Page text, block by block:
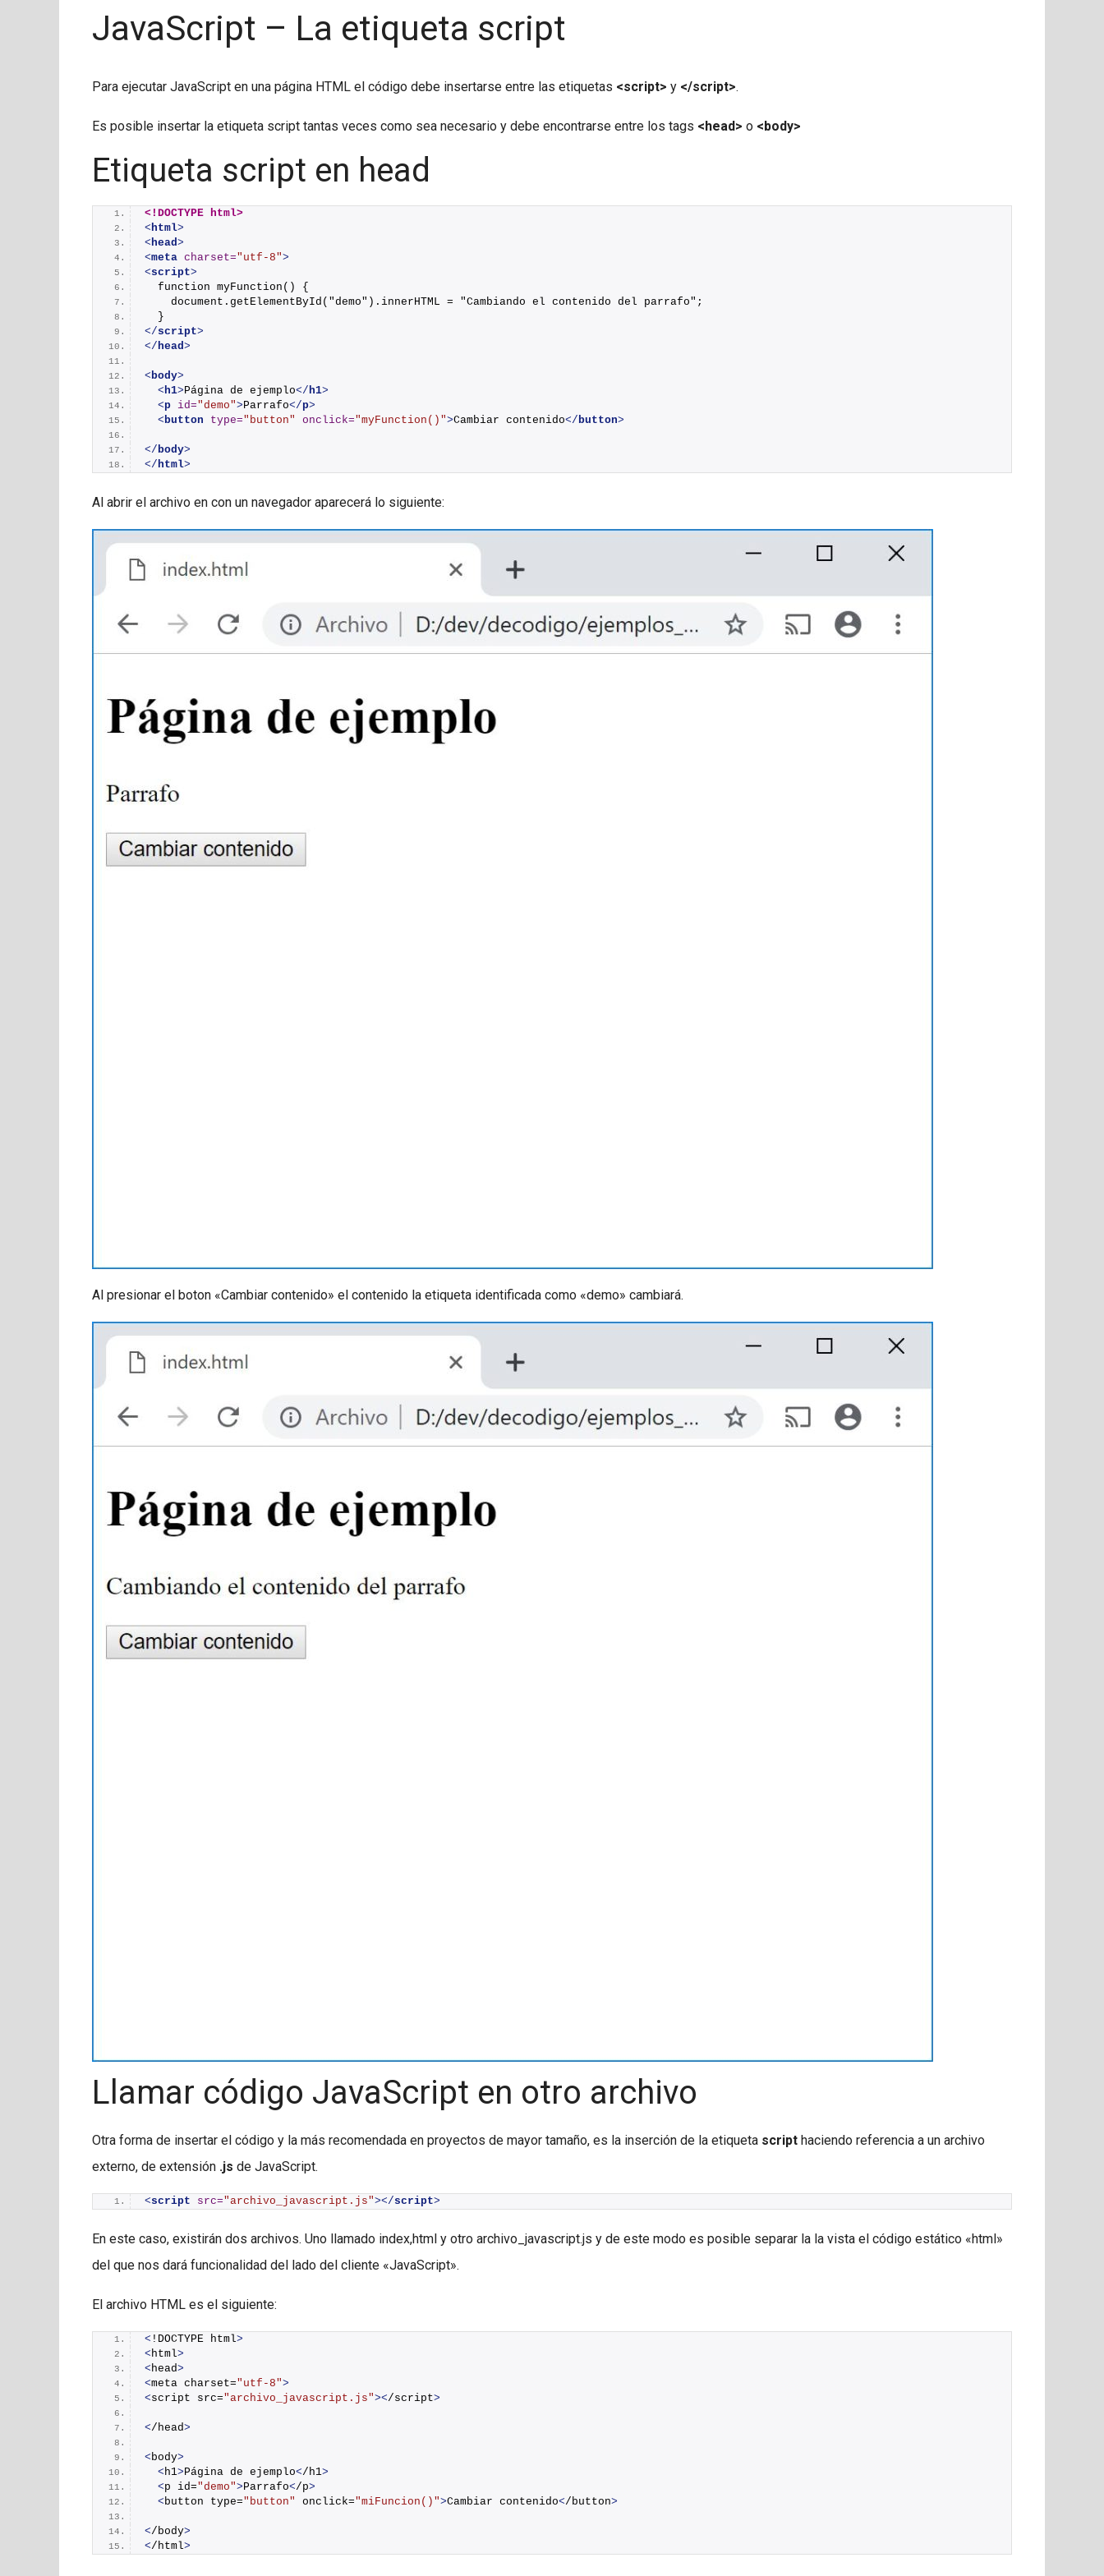
JavaScript – La etiqueta script
Para ejecutar JavaScript en una página HTML el código debe insertarse entre las etiquetas <script> y </script>.
Es posible insertar la etiqueta script tantas veces como sea necesario y debe encontrarse entre los tags <head> o <body>
Etiqueta script en head
<!DOCTYPE html>
<html>
<head>
<meta charset="utf-8">
<script>
  function myFunction() {
    document.getElementById("demo").innerHTML = "Cambiando el contenido del parrafo";
  }
</script>
</head>
<body>
<h1>Página de ejemplo</h1>
<p id="demo">Parrafo</p>
<button type="button" onclick="myFunction()">Cambiar contenido</button>
</body>
</html>
Al abrir el archivo en con un navegador aparecerá lo siguiente:
Al presionar el boton «Cambiar contenido» el contenido la etiqueta identificada como «demo» cambiará.
Llamar código JavaScript en otro archivo
Otra forma de insertar el código y la más recomendada en proyectos de mayor tamaño, es la inserción de la etiqueta script haciendo referencia a un archivo
externo, de extensión .js de JavaScript.
<script src="archivo_javascript.js"></script>
En este caso, existirán dos archivos. Uno llamado index,html y otro archivo_javascript.js y de este modo es posible separar la la vista el código estático «html»
del que nos dará funcionalidad del lado del cliente «JavaScript».
El archivo HTML es el siguiente:
< !DOCTYPE html>
<html>
<head>
<meta charset="utf-8">
<script src="archivo_javascript.js"></script>
</head>
<body>
<h1>Página de ejemplo</h1>
<p id="demo">Parrafo</p>
<button type="button" onclick="miFuncion()">Cambiar contenido</button>
</body>
</html>